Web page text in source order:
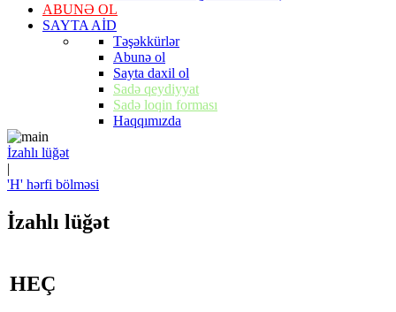
ABUNƏ OL
SAYTA AİD
Təşəkkürlər
Abunə ol
Sayta daxil ol
Sadə qeydiyyat
Sadə loqin forması
Haqqımızda
İzahlı lüğət
|
'H' hərfi bölməsi
İzahlı lüğət
HEÇ